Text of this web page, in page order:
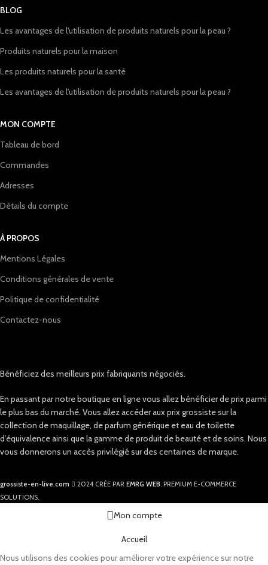
BLOG
Les avantages de l'utilisation de produits naturels pour la peau ?
Produits naturels pour la maison
Les produits naturels pour la santé
Les avantages de l'utilisation de produits naturels pour la peau ?
MON COMPTE
Tableau de bord
Commandes
Adresses
Détails du compte
À PROPOS
Mentions Légales
Conditions générales de vente
Politique de confidentialité
Contactez-nous
Bénéficiez des meilleurs prix fabriquants négociés.
En passant par notre boutique en ligne vous allez bénéficier de prix parmi
le plus bas du marché. Vous allez accéder aux prix grossiste sur la
collection de maquillage, de parfum générique et eau de toilette
d’équivalence ainsi que la gamme de produit de beauté et de soins. Nous
vous donnerons un accès privilégié sur des centaines de marque.
grossiste-en-live.com 2024 CRÉE PAR EMRG WEB. PREMIUM E-COMMERCE
SOLUTIONS.
Mon compte
Accueil
Nous utilisons des cookies pour améliorer votre expérience sur notre